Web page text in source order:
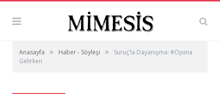
Anasayfa » Haber - Söyleşi »
Suruç’la Dayanışma: #Oyuna
Gelirken